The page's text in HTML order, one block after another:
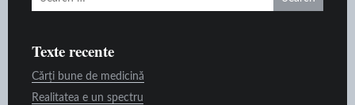
Texte recente
Cărți bune de medicină
Realitatea e un spectru